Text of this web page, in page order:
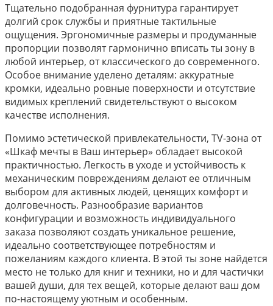
Тщательно подобранная фурнитура гарантирует
долгий срок службы и приятные тактильные
ощущения. Эргономичные размеры и продуманные
пропорции позволят гармонично вписать ты зону в
любой интерьер, от классического до современного.
Особое внимание уделено деталям: аккуратные
кромки, идеально ровные поверхности и отсутствие
видимых креплений свидетельствуют о высоком
качестве исполнения.
Помимо эстетической привлекательности, TV-зона от
«Шкаф мечты в Ваш интерьер» обладает высокой
практичностью. Легкость в уходе и устойчивость к
механическим повреждениям делают ее отличным
выбором для активных людей, ценящих комфорт и
долговечность. Разнообразие вариантов
конфигурации и возможность индивидуального
заказа позволяют создать уникальное решение,
идеально соответствующее потребностям и
пожеланиям каждого клиента. В этой ты зоне найдется
место не только для книг и техники, но и для частички
вашей души, для тех вещей, которые делают ваш дом
по-настоящему уютным и особенным.